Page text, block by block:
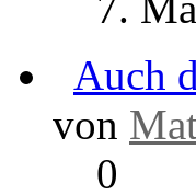
von
20.